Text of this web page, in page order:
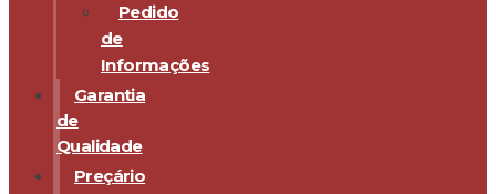
Pedido
de
Informações
Garantia
de
Qualidade
Preçário